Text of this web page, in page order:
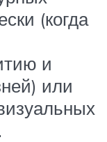
(когда
и
или